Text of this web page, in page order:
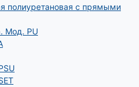
полиуретановая с прямыми
Мод. РU